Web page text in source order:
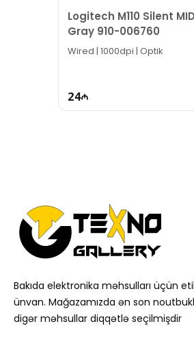
Logitech M110 Silent MID
Gray 910-006760
Wired | 1000dpi | Optik
24
Bakıda elektronika məhsulları üçün
ünvan. Mağazamızda ən son
digər məhsullar diqqətlə seçilmişdir